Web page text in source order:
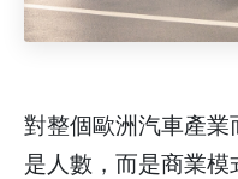
對整個歐洲汽車產
是人數，而是商業